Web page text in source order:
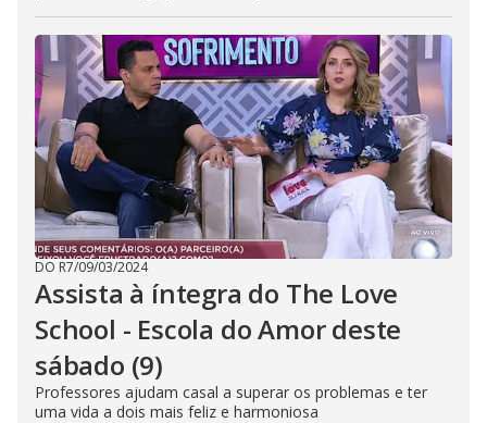
DO R7/09/03/2024
Assista à íntegra do The Love
School - Escola do Amor deste
sábado (9)
Professores ajudam casal a superar os problemas e ter
uma vida a dois mais feliz e harmoniosa